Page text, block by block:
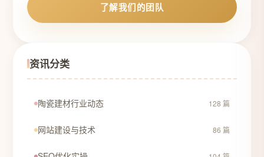
了解我们的团队
资讯分类
陶瓷建材行业动态 128 篇
网站建设与技术 86 篇